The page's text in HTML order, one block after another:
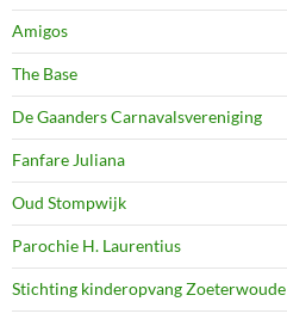
Amigos
The Base
De Gaanders Carnavalsvereniging
Fanfare Juliana
Oud Stompwijk
Parochie H. Laurentius
Stichting kinderopvang Zoeterwoude